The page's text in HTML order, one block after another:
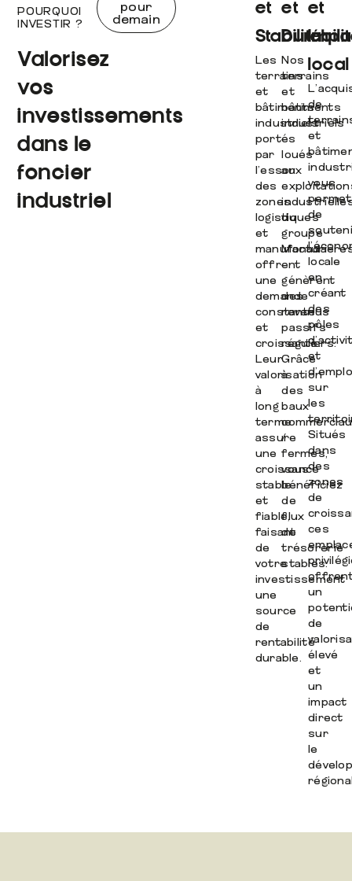
POURQUOI
INVESTIR ?
Valorisez
vos
investissements
dans le
foncier
industriel
pour
demain
et
Stabilité
Les
terrains
et
bâtiments
industriels
portés
par
l’essor
des
zones
logistiques
et
offrent
une
demande
constante
et
croissante.
Leur
valorisation
à
long
terme
assure
une
croissance
stable
et
fiable,
faisant
de
votre
investissement
une
source
de
rentabilité
durable.
et
Nos
terrains
et
bâtiments
industriels
–
loués
aux
du
groupe
Monada
–
génèrent
des
revenus
passifs
réguliers.
Grâce
à
des
baux
/
fermes,
vous
bénéficiez
de
flux
de
trésorerie
stables.
et
local
de
et
vous
permet
de
locale
en
créant
des
pôles
et
sur
les
Situés
dans
des
zones
de
ces
un
de
élevé
et
un
impact
direct
sur
le